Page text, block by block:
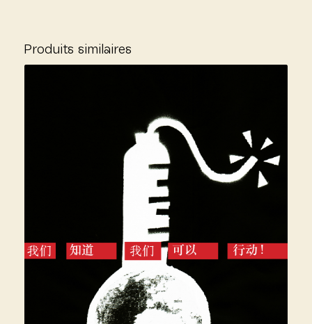
Produits similaires